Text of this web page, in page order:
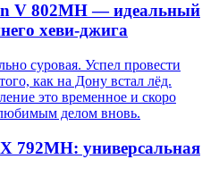
V 802MH — идеальный
хеви-джига
суровая. Успел провести
как на Дону встал лёд.
это временное и скоро
делом вновь.
792MH: универсальная